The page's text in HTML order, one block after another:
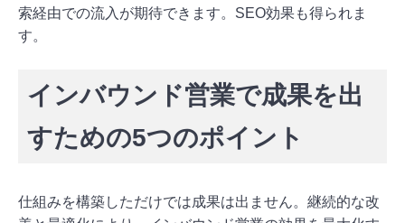
索経由での流入が期待できます。SEO効果も得られま
す。
インバウンド営業で成果を出
すための5つのポイント
仕組みを構築しただけでは成果は出ません。継続的な改